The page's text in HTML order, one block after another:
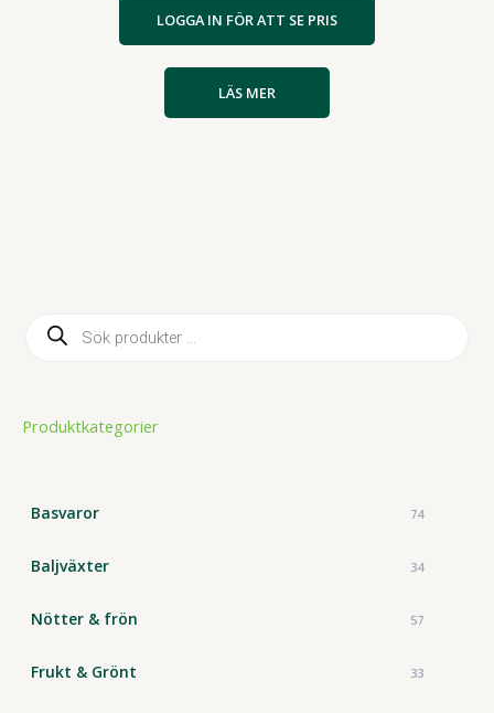
s
c
h
Produktkategorier
Basvaror 74
Baljväxter 34
Nötter & frön 57
Frukt & Grönt 33
LOGGA IN FÖR ATT SE PRIS
LÄS MER